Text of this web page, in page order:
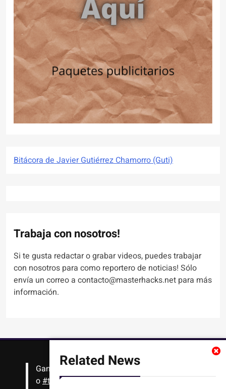
Related News
Bitácora de Javier Gutiérrez Chamorro (Guti)
Trabaja con nosotros!
Si te gusta redactar o grabar videos, puedes trabajar
con nosotros para como reportero de noticias! Sólo
envía un correo a contacto@masterhacks.net para más
información.
Gana #Bitcoin solo con leer artículos, noticias
o#tutoriales